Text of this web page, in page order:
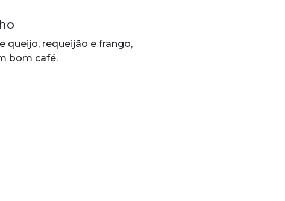
queijo, requeijão e frango,
bom café.